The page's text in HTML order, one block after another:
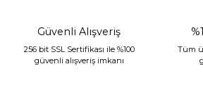
Güvenli Alışveriş
256 bit SSL Sertifikası ile %100
güvenli alışveriş imkanı
Tüm